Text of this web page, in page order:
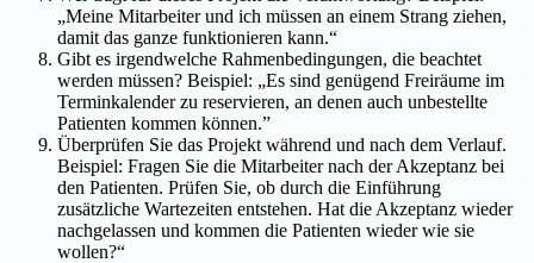
„Meine Mitarbeiter und ich müssen an einem Strang ziehen,
damit das ganze funktionieren kann.“
Gibt es irgendwelche Rahmenbedingungen, die beachtet
werden müssen? Beispiel: „Es sind genügend Freiräume im
Terminkalender zu reservieren, an denen auch unbestellte
Patienten kommen können.”
Überprüfen Sie das Projekt während und nach dem Verlauf.
Beispiel: Fragen Sie die Mitarbeiter nach der Akzeptanz bei
den Patienten. Prüfen Sie, ob durch die Einführung
zusätzliche Wartezeiten entstehen. Hat die Akzeptanz wieder
nachgelassen und kommen die Patienten wieder wie sie
wollen?“